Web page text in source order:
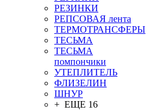
РЕЗИНКИ
РЕПСОВАЯ лента
ТЕРМОТРАНСФЕРЫ
ТЕСЬМА
ТЕСЬМА
помпончики
УТЕПЛИТЕЛЬ
ФЛИЗЕЛИН
ШНУР
+ ЕЩЕ 16